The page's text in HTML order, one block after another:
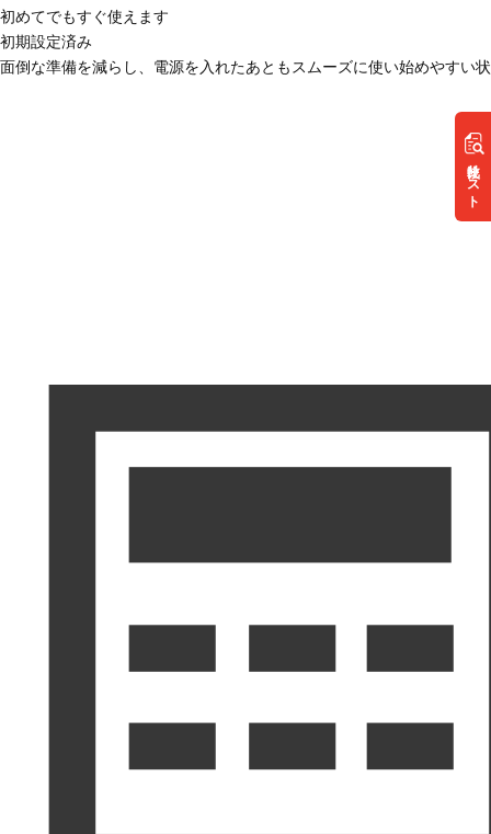
リスト
初めてでもすぐ使えます
初期設定済み
面倒な準備を減らし、電源を入れたあともスムーズに使い始めやすい